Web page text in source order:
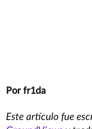
Por fr1da
Este artículo fue